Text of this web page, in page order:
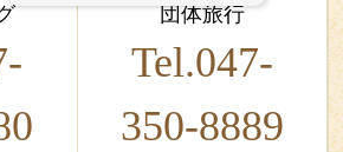
団体旅行
Tel.047-
350-8889